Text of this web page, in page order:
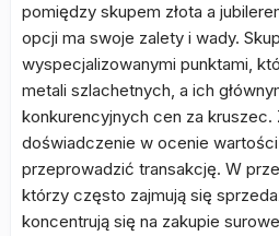
pomiędzy skupem złota a
opcji ma swoje zalety i wady.
wyspecjalizowanymi punktami,
metali szlachetnych, a ich
konkurencyjnych cen za
doświadczenie w ocenie
przeprowadzić transakcję. W
którzy często zajmują się
koncentrują się na zakupie